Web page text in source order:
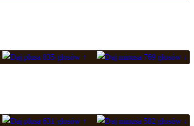
835 głosów ↑ 769 głosów ↓
631 głosów ↑ 582 głosów ↓